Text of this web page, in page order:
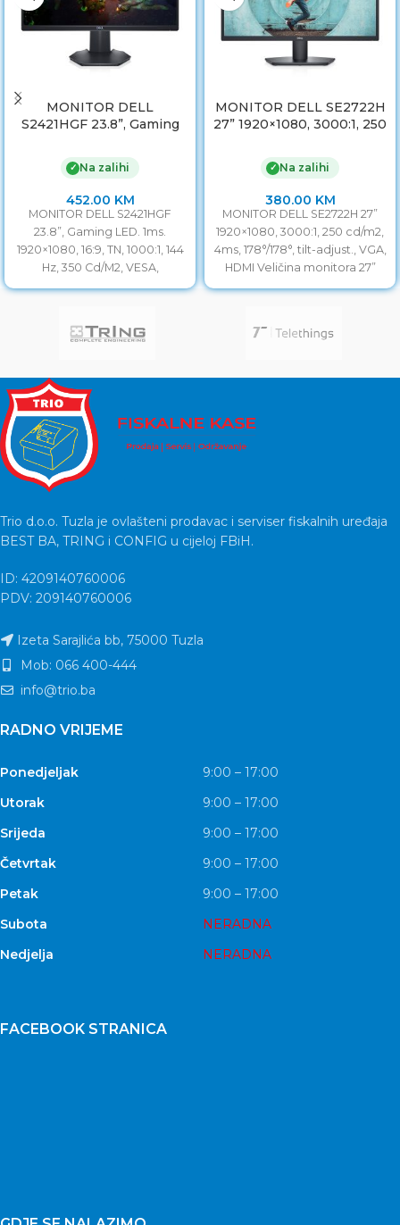
MONITOR DELL
S2421HGF 23.8”, Gaming
TN, 1000:1, 144 Hz, 350
Cd/M2, VESA, DisplayPort,
HDMI, USB, 3godGAR.
✓ Na zalihi
452.00 KM
MONITOR DELL S2421HGF
23.8”, Gaming LED. 1ms.
1920×1080, 16:9, TN, 1000:1, 144
Hz, 350 Cd/M2, VESA,
DisplayPort, HDMI, USB,
MONITOR DELL SE2722H
27” 1920×1080, 3000:1, 250
adjust., VGA, HDMI
✓ Na zalihi
380.00 KM
MONITOR DELL SE2722H 27”
1920×1080, 3000:1, 250 cd/m2,
4ms, 178°/178°, tilt-adjust., VGA,
HDMI Veličina monitora 27”
Vrijeme odziva 4ms
Trio d.o.o. Tuzla je ovlašteni prodavac i serviser fiskalnih uređaja
BEST BA, TRING i CONFIG u cijeloj FBiH.
ID: 4209140760006
PDV: 209140760006
Izeta Sarajlića bb, 75000 Tuzla
Mob: 066 400-444
info@trio.ba
RADNO VRIJEME
Ponedjeljak
9:00 – 17:00
Utorak
9:00 – 17:00
Srijeda
9:00 – 17:00
Četvrtak
9:00 – 17:00
Petak
9:00 – 17:00
Subota
NERADNA
Nedjelja
NERADNA
FACEBOOK STRANICA